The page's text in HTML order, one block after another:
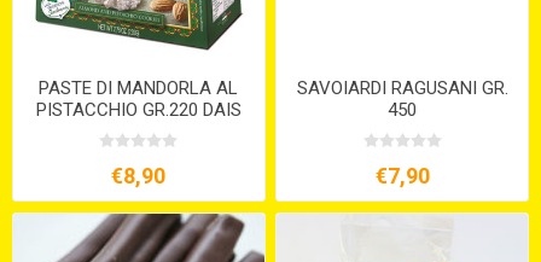
PASTE DI MANDORLA AL
PISTACCHIO GR.220 DAIS
€8,90
SAVOIARDI RAGUSANI GR.
450
€7,90